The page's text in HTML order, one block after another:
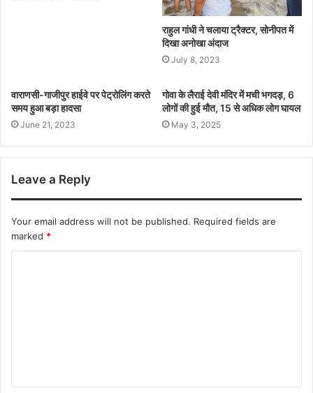
राहुल गांधी ने चलाया ट्रैक्टर, सोनीपत में
दिखा अनोखा अंदाज
July 8, 2023
वाराणसी-गाजीपुर हाईवे पर पेट्रोलिंग करते
समय हुआ बड़ा हादसा
June 21, 2023
गोवा के लैराई देवी मंदिर में मची भगदड़, 6
लोगों की हुई मौत, 15 से अधिक लोग घायल
May 3, 2025
Leave a Reply
Your email address will not be published. Required fields are
marked *
t